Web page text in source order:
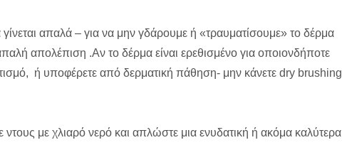
απαλά – για να μην γδάρουμε ή «τραυματίσουμε» το δέρμα
απολέπιση .Αν το δέρμα είναι ερεθισμένο για οποιονδήποτε
ή υποφέρετε από δερματική πάθηση- μην κάνετε dry brushing
ντους με χλιαρό νερό και απλώστε μια ενυδατική ή ακόμα καλύτερα